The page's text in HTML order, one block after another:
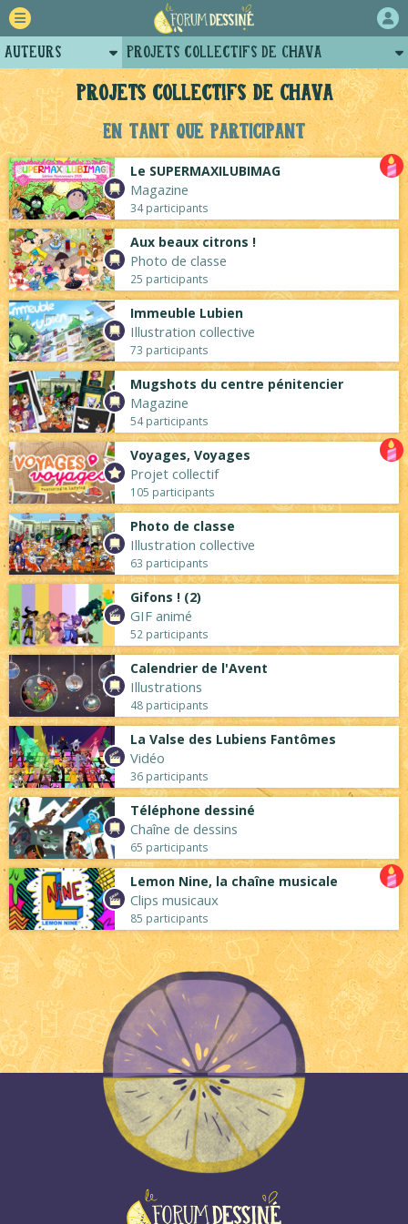
Projets collectifs de Chava
En tant que participant
Le SUPERMAXILUBIMAG
Magazine
34 participants
Aux beaux citrons !
Photo de classe
25 participants
Immeuble Lubien
Illustration collective
73 participants
Mugshots du centre pénitencier
Magazine
54 participants
Voyages, Voyages
Projet collectif
105 participants
Photo de classe
Illustration collective
63 participants
Gifons ! (2)
GIF animé
52 participants
Calendrier de l'Avent
Illustrations
48 participants
La Valse des Lubiens Fantômes
Vidéo
36 participants
Téléphone dessiné
Chaîne de dessins
65 participants
Lemon Nine, la chaîne musicale
Clips musicaux
85 participants
Auteurs
Retour
Forum
Projets
Tutoriels
Projets collectifs de Chava
Profil de chava
Posts de chava
Arènes de chava